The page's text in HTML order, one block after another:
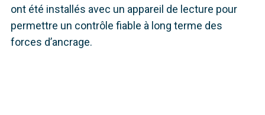
ont été installés avec un appareil de lecture pour
permettre un contrôle fiable à long terme des
forces d’ancrage.